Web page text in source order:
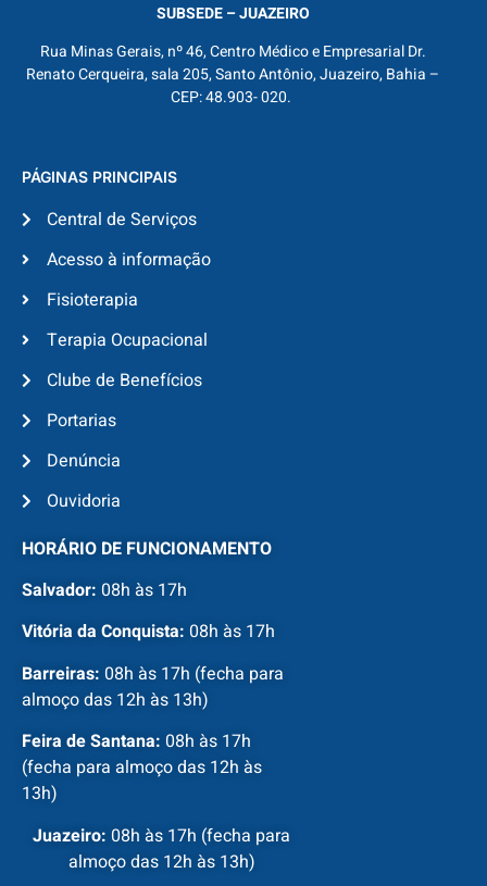
SUBSEDE – JUAZEIRO
Rua Minas Gerais, nº 46, Centro Médico e Empresarial Dr.
Renato Cerqueira, sala 205, Santo Antônio, Juazeiro, Bahia –
CEP: 48.903- 020.
PÁGINAS PRINCIPAIS
Central de Serviços
Acesso à informação
Fisioterapia
Terapia Ocupacional
Clube de Benefícios
Portarias
Denúncia
Ouvidoria
HORÁRIO DE FUNCIONAMENTO
Salvador: 08h às 17h
Vitória da Conquista: 08h às 17h
Barreiras: 08h às 17h (fecha para
almoço das 12h às 13h)
Feira de Santana: 08h às 17h
(fecha para almoço das 12h às
13h)
Juazeiro: 08h às 17h (fecha para
almoço das 12h às 13h)